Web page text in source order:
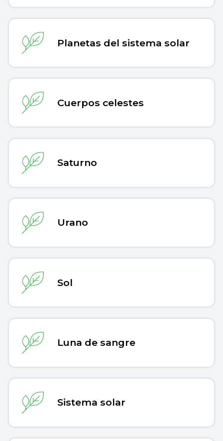
Planetas del sistema solar
Cuerpos celestes
Saturno
Urano
Sol
Luna de sangre
Sistema solar